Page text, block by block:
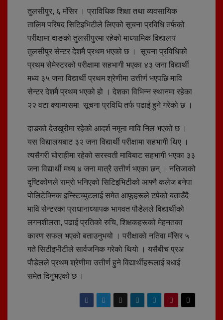
तुलसीपुर, ६ मंसिर । प्राविधिक शिक्षा तथा व्यवसायिक
तालिम परिषद सिटिइभिटीले लिएको सूचना प्रविधि तर्फको
परीक्षामा दाङको तुलसीपुरमा रहेको माध्यामिक विद्यालय
तुलसीपुर सेन्टर देशमै प्रथम भएको छ । सूचना प्रविधिको
प्रथम सेमेस्टरको परीक्षामा सहभागी भएका ४३ जना विद्यार्थी
मध्य ३५ जना विद्यार्थी प्रथम श्रेणीमा उत्तीर्ण भएपछि मावि
सेन्टर देशमै प्रथम भएको हो । देशका विभिन्न स्थानमा रहेका
२२ वटा क्याम्पसमा सूचना प्रविधि तर्फ पढाई हुने गरेको छ ।
दाङको देउखुरीमा रहेको आदर्श नमूना मावि निल भएको छ ।
यस विद्यालयबाट ३२ जना विद्यार्थी परीक्षामा सहभागी थिए ।
त्यसैगरी घोराहीमा रहेको सरस्वती माविबाट सहभागी भएका ३३
जना विद्यार्थी मध्य ४ जना मात्रै उत्तीर्ण भएका छन् । नतिजाको
दृष्टिकोणले राम्रो भनिएको सिटिइभिटीको आफ्नै कलेज बनेपा
पोलिटेक्निक इन्स्टिच्युटलाई समेत आफूहरूले टपेको बताउँदै
मावि सेन्टरका प्राधानाध्यापक भागवत पौडेलले विद्यार्थीको
लगनशीलता, पढाई प्रतिको रुचि, शिक्षकहरूको मेहनतका
कारण सफल भएको बताउनुभयो । परीक्षाकाे नतिवा मंसिर ५
गते सिटीइभीटीले सार्वजनिक गरेकाे थियाे । यसैबीच प्रअ
पौडेलले प्रथम श्रेणीमा उत्तीर्ण हुने विद्यार्थीहरूलाई बधाई
समेत दिनुभएको छ ।